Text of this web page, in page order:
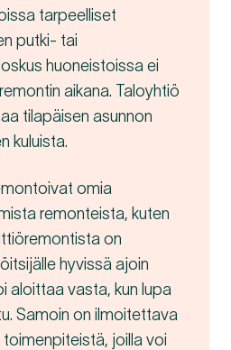
tarpeelliset
putki- tai
huoneistoissa ei
aikana. Taloyhtiö
tilapäisen asunnon
kuluista.
omia
remonteista, kuten
on
hyvissä ajoin
aloittaa vasta, kun lupa
Samoin on ilmoitettava
toimenpiteistä, joilla voi